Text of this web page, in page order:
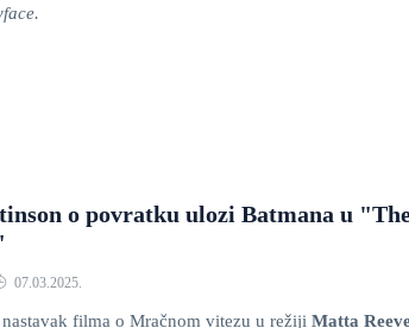
o povratku ulozi Batmana u
07.03.2025.
nastavak filma o Mračnom vitezu u režiji Matta